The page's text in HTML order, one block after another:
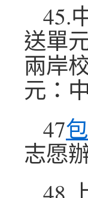
45.
送單
兩岸
元：
47
志愿